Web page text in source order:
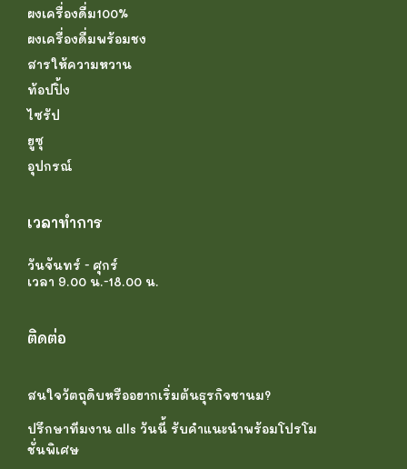
ผงเครื่องดื่ม100%
ผงเครื่องดื่มพร้อมชง
สารให้ความหวาน
ท้อปปิ้ง
ไซรัป
ยูซุ
อุปกรณ์
เวลาทำการ
วันจันทร์ - ศุกร์
เวลา 9.00 น.-18.00 น.
ติดต่อ
สนใจวัตถุดิบหรืออยากเริ่มต้นธุรกิจชานม?
ปรึกษาทีมงาน alls วันนี้ รับคำแนะนำพร้อมโปรโม
ชั่นพิเศษ